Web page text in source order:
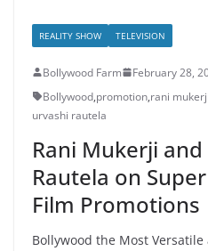
REALITY SHOW TELEVISION
Bollywood Farm February 28,
Bollywood,promotion,rani mukerji
urvashi rautela
Rani Mukerji
Rautela on
Film Promotions
Bollywood the Most